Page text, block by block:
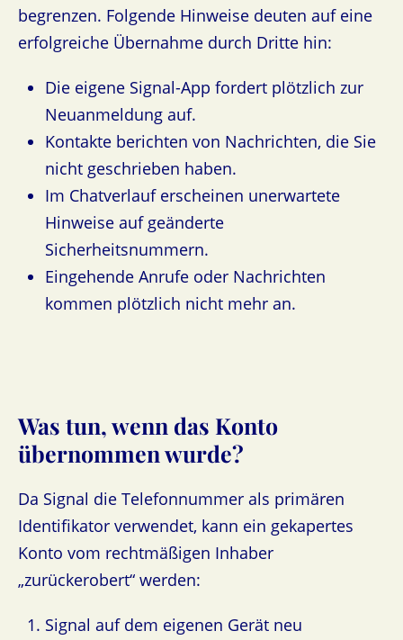
begrenzen. Folgende Hinweise deuten auf eine
erfolgreiche Übernahme durch Dritte hin:
Die eigene Signal-App fordert plötzlich zur
Neuanmeldung auf.
Kontakte berichten von Nachrichten, die Sie
nicht geschrieben haben.
Im Chatverlauf erscheinen unerwartete
Hinweise auf geänderte
Sicherheitsnummern.
Eingehende Anrufe oder Nachrichten
kommen plötzlich nicht mehr an.
Was tun, wenn das Konto
übernommen wurde?
Da Signal die Telefonnummer als primären
Identifikator verwendet, kann ein gekapertes
Konto vom rechtmäßigen Inhaber
„zurückerobert“ werden:
Signal auf dem eigenen Gerät neu